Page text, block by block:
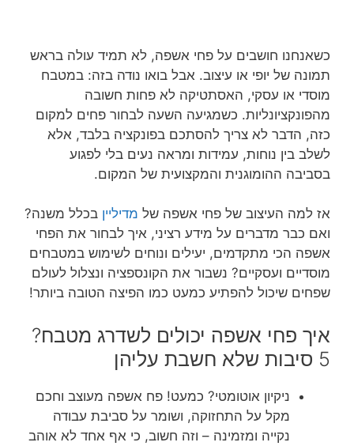
כשאנחנו חושבים על פחי אשפה, לא תמיד עולה בראש
תמונה של יופי או עיצוב. אבל בואו נודה בזה: במטבח
מוסדי או עסקי, האסתטיקה לא פחות חשובה
מהפונקציונליות. כשמגיעה השעה לבחור פחים למקום
כזה, הדבר לא צריך להסתכם בפונקציה בלבד, אלא
לשלב בין נוחות, עמידות ומראה נעים בלי לפגוע
בסביבה ההומוגנית והמקצועית של המקום.
אז למה העיצוב של פחי אשפה של מדיליין בכלל משנה?
ואם כבר מדברים על מידע רציני, איך לבחור את הפחי
אשפה הכי מתקדמים, יעילים ונוחים לשימוש במטבחים
מוסדיים ועסקיים? נשבור את הקונספציה ונצלול לעולם
שפחים שיכול להפתיע כמעט כמו הפיצה הטובה ביותר!
איך פחי אשפה יכולים לשדרג מטבח?
5 סיבות שלא חשבת עליהן
ניקיון אוטומטי? כמעט! פח אשפה מעוצב וחכם
מקל על התחזוקה, ושומר על סביבת עבודה
נקייה ומזמינה – וזה חשוב, כי אף אחד לא אוהב